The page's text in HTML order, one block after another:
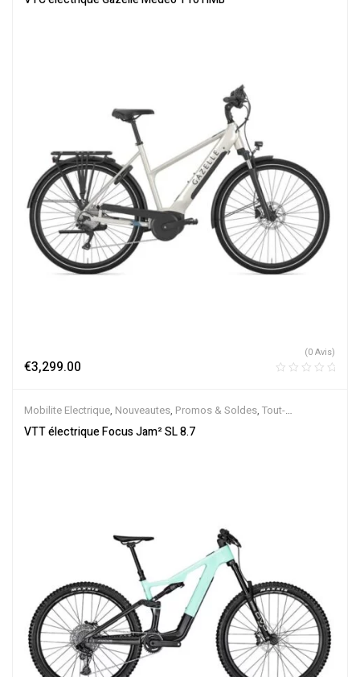
€3,299.00
(0 Avis)
Mobilite Electrique, Nouveautes, Promos & Soldes, Tout-
Suspendus,Vélo électrique ville, Velos Electriques
VTT électrique Focus Jam² SL 8.7